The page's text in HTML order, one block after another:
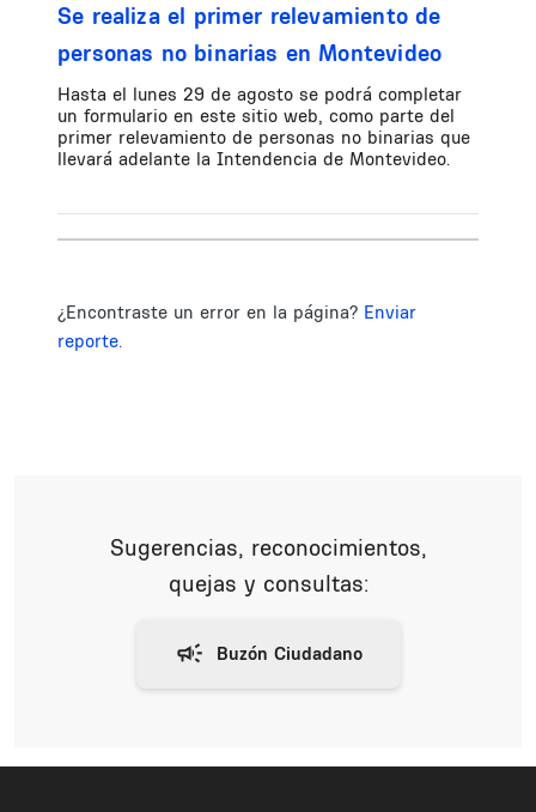
Se realiza el primer relevamiento de
personas no binarias en Montevideo
Hasta el lunes 29 de agosto se podrá completar
un formulario en este sitio web, como parte del
primer relevamiento de personas no binarias que
llevará adelante la Intendencia de Montevideo.
¿Encontraste un error en la página? Enviar
reporte.
Sugerencias, reconocimientos,
quejas y consultas: